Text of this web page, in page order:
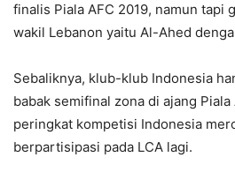
finalis Piala AFC 2019, namun tapi
wakil Lebanon yaitu Al-Ahed
Sebaliknya, klub-klub Indonesia
babak semifinal zona di ajang
peringkat kompetisi Indonesia
berpartisipasi pada LCA lagi.